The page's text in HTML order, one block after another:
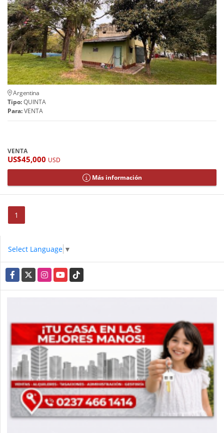
Argentina
Tipo:QUINTA
Para:VENTA
VENTA
US$45,000 USD
Más información
1
Select Language ▼
Facebook
X InstagramYouTubeTikTok